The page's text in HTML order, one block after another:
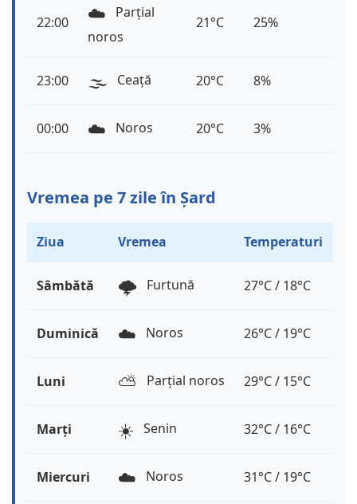
22:00 ☁️
Parțial
noros
21°C 25%
23:00 🌫️ Ceață 20°C 8%
00:00 ☁️ Noros 20°C 3%
Vremea pe 7 zile în Șard
Ziua Vremea Temperaturi
Sâmbătă 🌩️ Furtună 27°C / 18°C
Duminică ☁️ Noros 26°C / 19°C
Luni ⛅️ Parțial noros 29°C / 15°C
Marți ☀️ Senin 32°C / 16°C
Miercuri ☁️ Noros 31°C / 19°C